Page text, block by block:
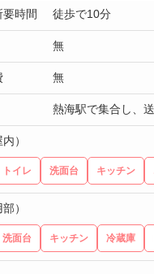
時間 徒歩で10分
無
無
熱海駅で集合し、
）
トイレ 洗面台 キッチン
）
洗面台 キッチン 冷蔵庫